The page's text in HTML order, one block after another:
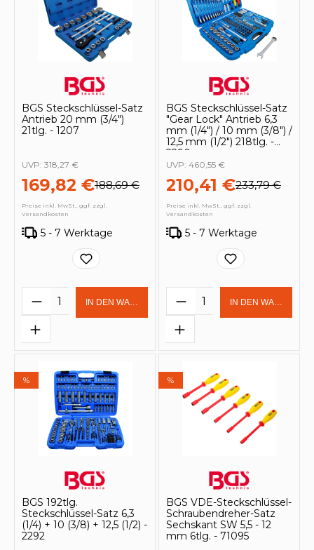
BGS Steckschlüssel-Satz
Antrieb 20 mm (3/4")
21tlg. - 1207
169,82 €188,69 €
UVP: 318,27 €
Preise inkl. MwSt., ggf. zzgl.
Versandkosten
5 - 7 Werktage
Produkt Anzahl: Gib den
IN DEN WARENKORB
BGS Steckschlüssel-Satz
"Gear Lock" Antrieb 6,3
mm (1/4") / 10 mm (3/8") /
12,5 mm (1/2") 218tlg. -
2290
210,41 €233,79 €
UVP: 460,55 €
Preise inkl. MwSt., ggf. zzgl.
Versandkosten
5 - 7 Werktage
Produkt Anzahl:
IN DEN
%
BGS 192tlg.
Steckschlüssel-Satz 6,3
(1/4) + 10 (3/8) + 12,5 (1/2) -
2292
%
BGS VDE-Steckschlüssel-
Schraubendreher-Satz
Sechskant SW 5,5 - 12
mm 6tlg. - 71095